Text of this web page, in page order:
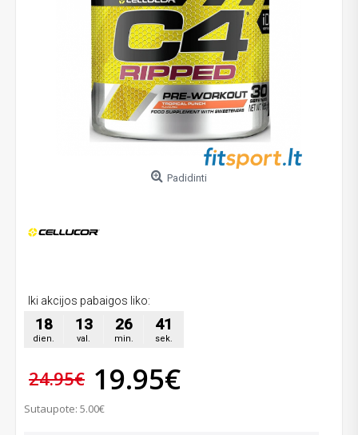
Padidinti
Iki akcijos pabaigos liko:
18
dien.
13
val.
26
min.
41
sek.
24.95€ 19.95€
Sutaupote: 5.00€